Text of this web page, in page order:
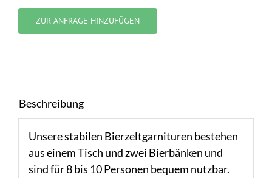
ZUR ANFRAGE HINZUFÜGEN
Beschreibung
Unsere stabilen Bierzeltgarnituren bestehen
aus einem Tisch und zwei Bierbänken und
sind für 8 bis 10 Personen bequem nutzbar.